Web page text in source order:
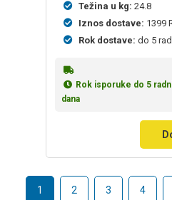
Težina u kg: 24.8
Iznos dostave: 1399
Rok dostave: do 5
Rok isporuke do 5
dana
1 2 3 4